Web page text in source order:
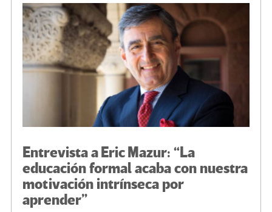
k
tir
Entrevista a Eric Mazur: “La
educación formal acaba con nuestra
motivación intrínseca por
aprender”